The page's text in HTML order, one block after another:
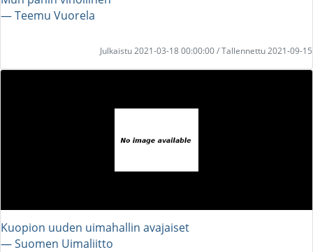
― Teemu Vuorela
Julkaistu 2021-03-18 00:00:00 / Tallennettu 2021-09-15
Kuopion uuden uimahallin avajaiset
― Suomen Uimaliitto